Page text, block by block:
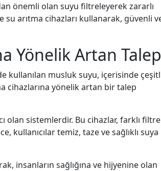
önemli olan suyu filtreleyerek zararlı
arıtma cihazları kullanarak, güvenli
Yönelik Artan Talep
kullanılan musluk suyu, içerisinde
cihazlarına yönelik artan bir talep
olan sistemlerdir. Bu cihazlar, farklı
temiz, taze ve sağlıklı suya
insanların sağlığına ve hijyenine olan